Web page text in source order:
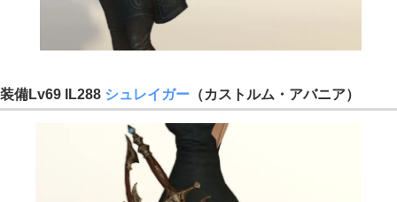
装備Lv69 IL288 シュレイガー （カストルム・アバニア）